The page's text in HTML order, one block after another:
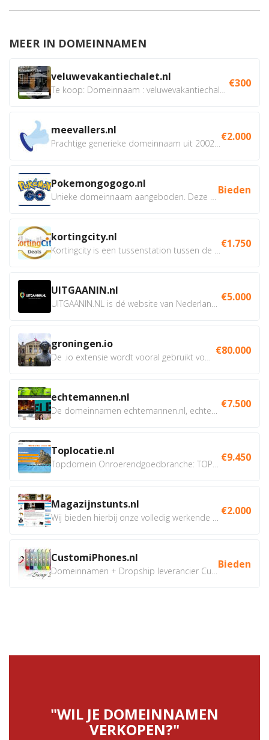
MEER IN DOMEINNAMEN
veluwevakantiechalet.nl €300
meevallers.nl €2.000
Pokemongogogo.nl Bieden
kortingcity.nl €1.750
UITGAANIN.nl €5.000
groningen.io €80.000
echtemannen.nl €7.500
Toplocatie.nl €9.450
Magazijnstunts.nl €2.000
CustomiPhones.nl Bieden
"WIL JE DOMEINNAMEN
VERKOPEN?"